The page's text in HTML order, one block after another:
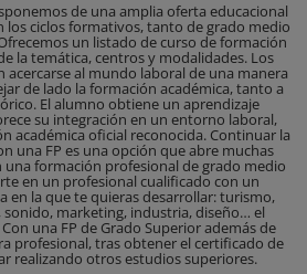
de una amplia oferta educacional
los ciclos formativos, tanto de grado medio
un listado de curso de formación
la temática, centros y modalidades. Los
al mundo laboral de una manera
de lado la formación académica, tanto a
El alumno obtiene un aprendizaje
su integración en un entorno laboral,
académica oficial reconocida. Continuar la
una FP es una opción que abre muchas
una formación profesional de grado medio
en un profesional cualificado con un
en la que te quieras desarrollar: turismo,
sonido, marketing, industria, diseño… el
una FP de Grado Superior además de
profesional, tras obtener el certificado de
realizando otros estudios superiores.